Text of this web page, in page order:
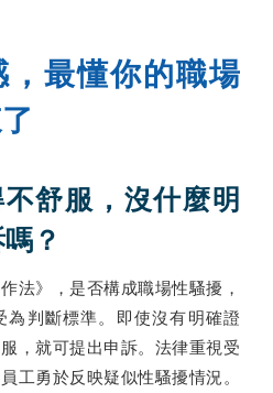
最懂你的職場
舒服，沒什麼明
？
法》，是否構成職場性騷擾，
為判斷標準。即使沒有明確證
，就可提出申訴。法律重視受
工勇於反映疑似性騷擾情況。